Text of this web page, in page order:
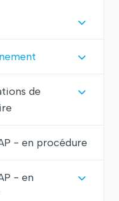
de
- en procédure
- en